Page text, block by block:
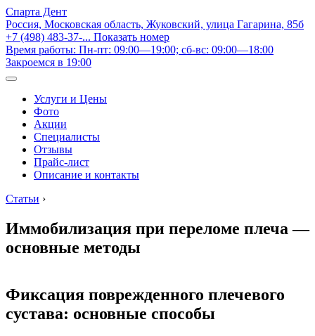
Спарта Дент
Россия, Московская область, Жуковский, улица Гагарина, 85б
+7 (498) 483-37-... Показать номер
Время работы: Пн-пт: 09:00—19:00; сб-вс: 09:00—18:00
Закроемся в 19:00
Услуги и Цены
Фото
Акции
Специалисты
Отзывы
Прайс-лист
Описание и контакты
Статьи ›
Иммобилизация при переломе плеча —
основные методы
Фиксация поврежденного плечевого
сустава: основные способы